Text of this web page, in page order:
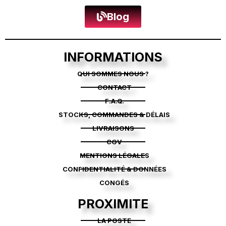
Blog
INFORMATIONS
QUI SOMMES NOUS ?
CONTACT
F.A.Q.
STOCKS, COMMANDES & DÉLAIS
LIVRAISONS
CGV
MENTIONS LÉGALES
CONFIDENTIALITÉ & DONNÉES
CONGÉS
PROXIMITE
LA POSTE